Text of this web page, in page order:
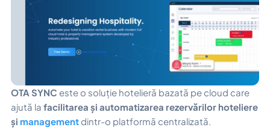
OTA SYNC este o soluție hotelieră bazată pe cloud care
ajută la facilitarea și automatizarea rezervărilor hoteliere
și management dintr-o platformă centralizată.